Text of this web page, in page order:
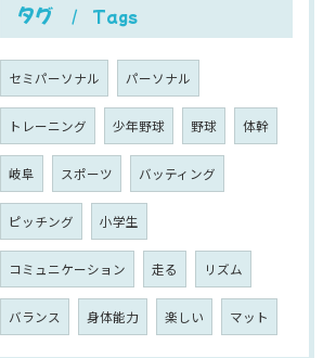
タグ Tags
セミパーソナル パーソナル
トレーニング 少年野球 野球 体幹
岐阜 スポーツ バッティング
ピッチング 小学生
コミュニケーション 走る リズム
バランス 身体能力 楽しい マット